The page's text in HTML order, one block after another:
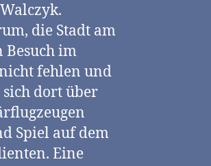
die Stadt am
Besuch im
fehlen und
dort über
Spiel auf dem
Eine